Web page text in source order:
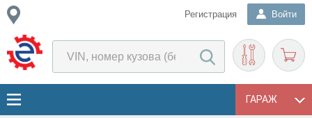
Регистрация Войти
ГАРАЖ